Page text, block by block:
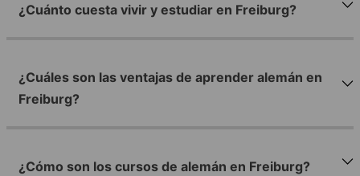
¿Cuánto cuesta vivir y estudiar en Freiburg?
¿Cuáles son las ventajas de aprender alemán en
Freiburg?
¿Cómo son los cursos de alemán en Freiburg?